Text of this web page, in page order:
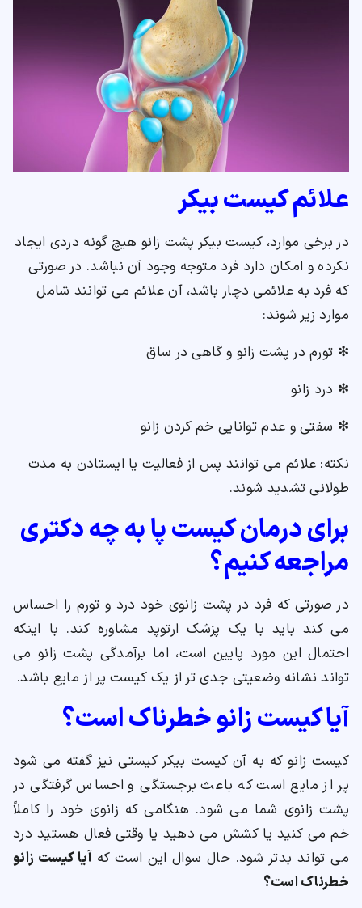
علائم کیست بیکر
در برخی موارد، کیست بیکر پشت زانو هیچ گونه دردی ایجاد
نکرده و امکان دارد فرد متوجه وجود آن نباشد. در صورتی
که فرد به علائمی دچار باشد، آن علائم می توانند شامل
موارد زیر شوند:
❇ تورم در پشت زانو و گاهی در ساق
❇ درد زانو
❇ سفتی و عدم توانایی خم کردن زانو
نکته: علائم می توانند پس از فعالیت یا ایستادن به مدت
طولانی تشدید شوند.
برای درمان کیست پا به چه دکتری
مراجعه کنیم؟
در صورتی که فرد در پشت زانوی خود درد و تورم را احساس
می کند باید با یک پزشک ارتوپد مشاوره کند. با اینکه
احتمال این مورد پایین است، اما برآمدگی پشت زانو می
تواند نشانه وضعیتی جدی تر از یک کیست پر از مایع باشد.
آیا کیست زانو خطرناک است؟
کیست زانو که به آن کیست بیکر کیستی نیز گفته می شود
پر از مایع است که باعث برجستگی و احساس گرفتگی در
پشت زانوی شما می شود. هنگامی که زانوی خود را کاملاً
خم می کنید یا کشش می دهید یا وقتی فعال هستید درد
می تواند بدتر شود. حال سوال این است کهآیا کیست زانو
خطرناک است؟